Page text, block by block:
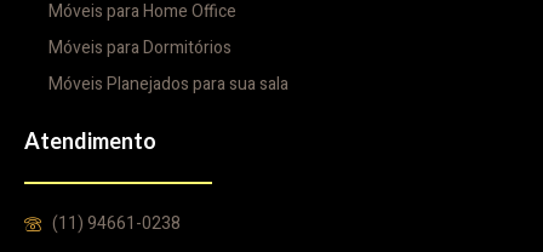
Móveis para Home Office
Móveis para Dormitórios
Móveis Planejados para sua sala
Atendimento
(11) 94661-0238